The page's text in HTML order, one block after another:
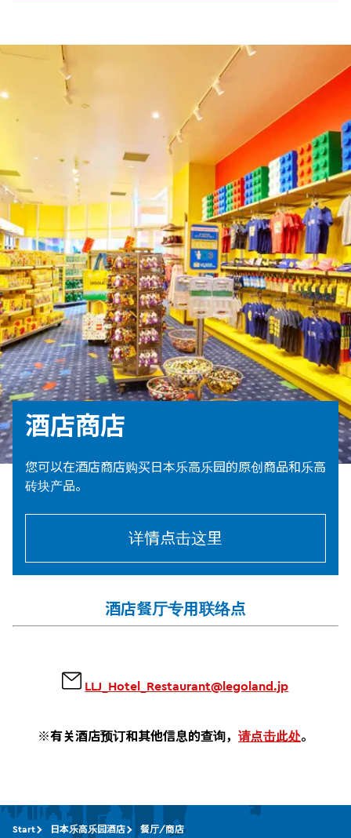
酒店商店
您可以在酒店商店购买日本乐高乐园的原创商品和乐高
砖块产品。
详情点击这里
酒店餐厅专用联络点
LLJ_Hotel_Restaurant@legoland.jp
※有关酒店预订和其他信息的查询， 请点击此处。
Start 日本乐高乐园酒店 餐厅/商店